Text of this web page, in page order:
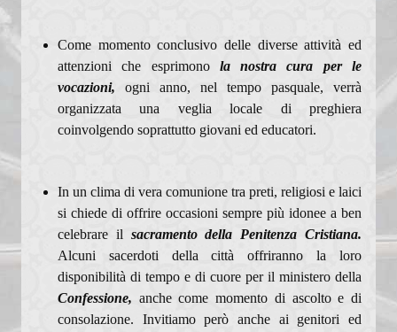
Come momento conclusivo delle diverse attività ed
attenzioni che esprimono la nostra cura per le
vocazioni, ogni anno, nel tempo pasquale, verrà
organizzata una veglia locale di preghiera
coinvolgendo soprattutto giovani ed educatori.
In un clima di vera comunione tra preti, religiosi e laici
si chiede di offrire occasioni sempre più idonee a ben
celebrare il sacramento della Penitenza Cristiana.
Alcuni sacerdoti della città offriranno la loro
disponibilità di tempo e di cuore per il ministero della
Confessione, anche come momento di ascolto e di
consolazione. Invitiamo però anche ai genitori ed